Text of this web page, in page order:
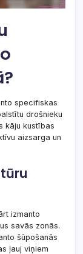
specifiskas
drošnieku
kāju kustības
aizsarga un
izmanto
savās zonās.
šūpošanās
ļauj viņiem